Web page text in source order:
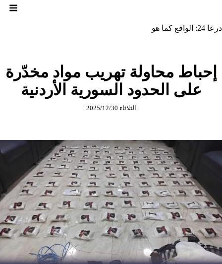
درعا 24: الواقع كما هو
إحباط محاولة تهريب مواد مخدّرة
على الحدود السورية الأردنية
الثلاثاء 2025/12/30